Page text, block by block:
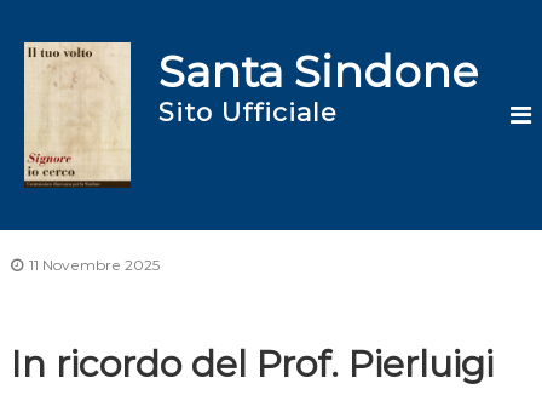
Santa Sindone
Sito Ufficiale
11 Novembre 2025
In ricordo del Prof. Pierluigi